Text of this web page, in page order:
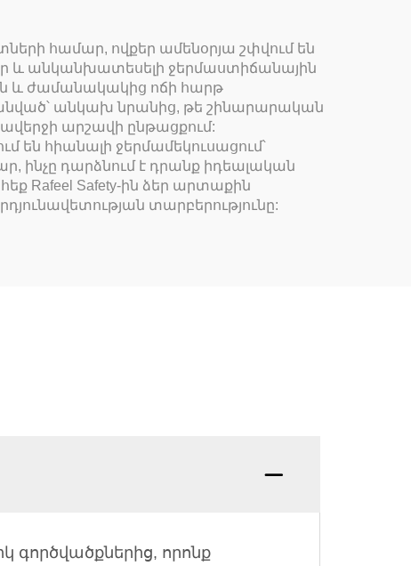
համար, ովքեր ամենօրյա շփվում են
և անկանխատեսելի ջերմաստիճանային
և ժամանակակից ոճի հարթ
անկախ նրանից, թե շինարարական
արշավի ընթացքում:
են հիանալի ջերմամեկուսացում՝
ինչը դարձնում է դրանք իդեալական
Safety-ին ձեր արտաքին
տարբերությունը:
որոնք